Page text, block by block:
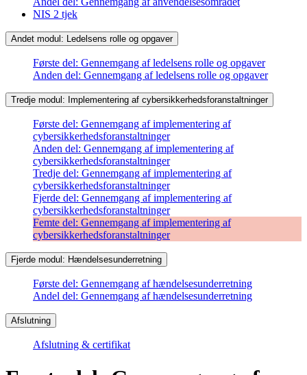
NIS 2 tjek
Andet modul: Ledelsens rolle og opgaver
Første del: Gennemgang af ledelsens rolle og opgaver
Anden del: Gennemgang af ledelsens rolle og opgaver
Tredje modul: Implementering af cybersikkerhedsforanstaltninger
Første del: Gennemgang af implementering af
cybersikkerhedsforanstaltninger
Anden del: Gennemgang af implementering af
cybersikkerhedsforanstaltninger
Tredje del: Gennemgang af implementering af
cybersikkerhedsforanstaltninger
Fjerde del: Gennemgang af implementering af
cybersikkerhedsforanstaltninger
Femte del: Gennemgang af implementering af
cybersikkerhedsforanstaltninger
Fjerde modul: Hændelsesunderretning
Første del: Gennemgang af hændelsesunderretning
Andel del: Gennemgang af hændelsesunderretning
Afslutning
Afslutning & certifikat